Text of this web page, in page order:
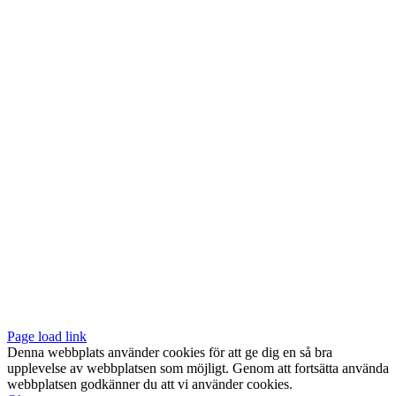
Page load link
Denna webbplats använder cookies för att ge dig en så bra
upplevelse av webbplatsen som möjligt. Genom att fortsätta använda
webbplatsen godkänner du att vi använder cookies.